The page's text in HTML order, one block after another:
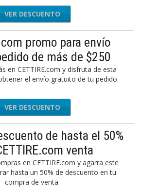
VER DESCUENTO
promo para envío
de más de $250
en CETTIRE.com y disfruta de esta
el envío gratuito de tu pedido.
VER DESCUENTO
de hasta el 50%
venta
en CETTIRE.com y agarra este
hasta un 50% de descuento en tu
compra de venta.